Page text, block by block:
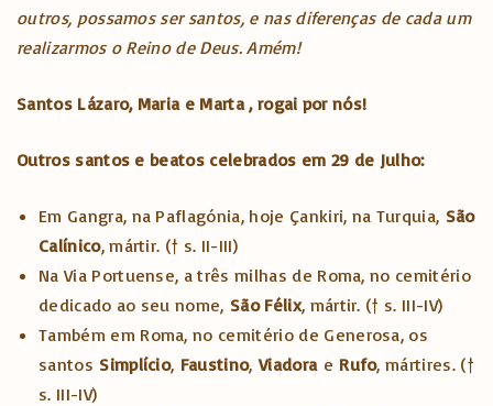
outros, possamos ser santos, e nas diferenças de cada um
realizarmos o Reino de Deus. Amém!
Santos Lázaro, Maria e Marta , rogai por nós!
Outros santos e beatos celebrados em 29 de Julho:
Em Gangra, na Paflagónia, hoje Çankiri, na Turquia, São
Calínico, mártir. († s. II-III)
Na Via Portuense, a três milhas de Roma, no cemitério
dedicado ao seu nome, São Félix, mártir. († s. III-IV)
Também em Roma, no cemitério de Generosa, os
santos Simplício, Faustino,Viadorae Rufo, mártires. (†
s. III-IV)